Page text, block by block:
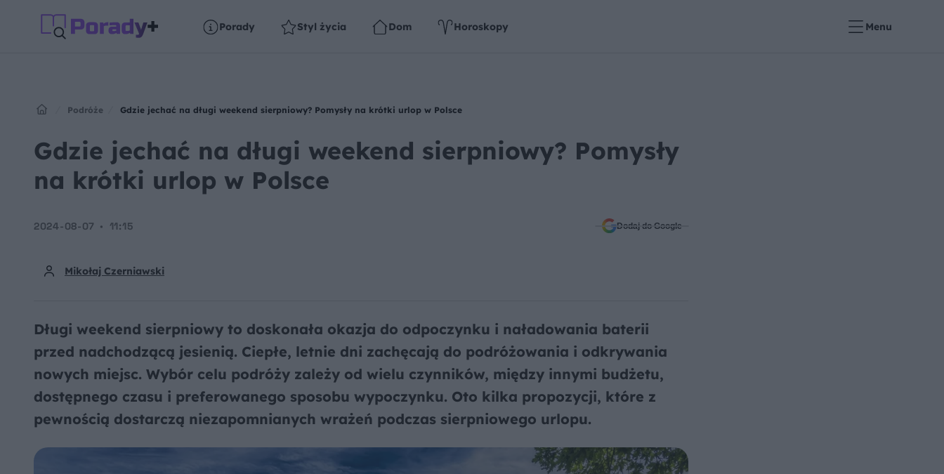
Porady Styl życia Dom Horoskopy Menu
Podróże Gdzie jechać na długi weekend sierpniowy? Pomysły na krótki urlop w Polsce
Gdzie jechać na długi weekend sierpniowy? Pomysły
na krótki urlop w Polsce
Mikołaj Czerniawski
2024-08-07 11:15 Dodaj do Google
Długi weekend sierpniowy to doskonała okazja do odpoczynku i naładowania baterii
przed nadchodzącą jesienią. Ciepłe, letnie dni zachęcają do podróżowania i odkrywania
nowych miejsc. Wybór celu podróży zależy od wielu czynników, między innymi budżetu,
dostępnego czasu i preferowanego sposobu wypoczynku. Oto kilka propozycji, które z
pewnością dostarczą niezapomnianych wrażeń podczas sierpniowego urlopu.